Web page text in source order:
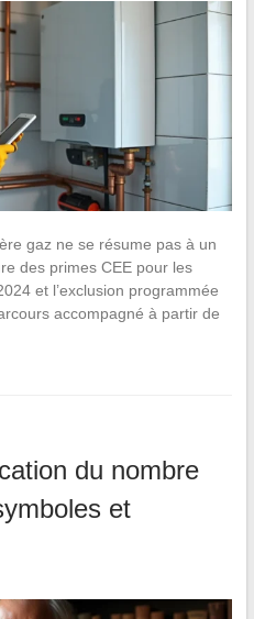
gaz ne se résume pas à un
des primes CEE pour les
et l’exclusion programmée
accompagné à partir de
du nombre
et